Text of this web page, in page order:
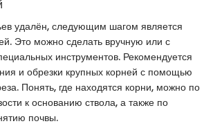
удалён, следующим шагом является
Это можно сделать вручную или с
инструментов. Рекомендуется
и обрезки крупных корней с помощью
Понять, где находятся корни, можно по
к основанию ствола, а также по
почвы.